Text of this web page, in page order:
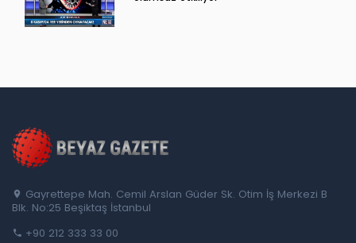
Gayrettepe Mah. Cemil Arslan Güder Sk. Otim İş Merkezi B
Blk. No:25 Beşiktaş İstanbul
+90 212 333 33 00